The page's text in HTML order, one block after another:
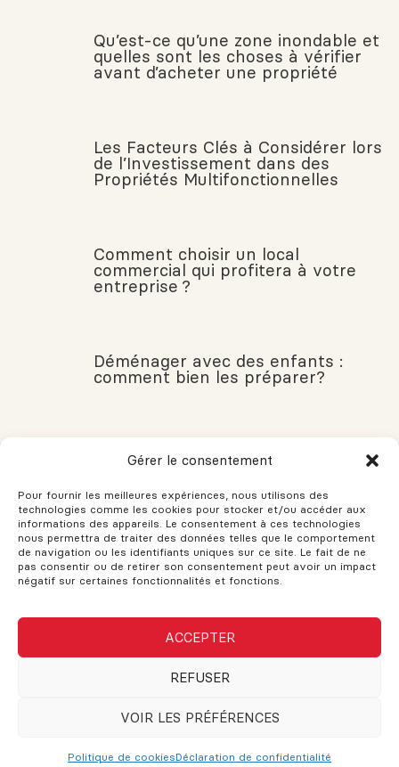
Gérer le consentement
Pour fournir les meilleures expériences, nous utilisons des
technologies comme les cookies pour stocker et/ou accéder aux
informations des appareils. Le consentement à ces technologies
nous permettra de traiter des données telles que le comportement
de navigation ou les identifiants uniques sur ce site. Le fait de ne
pas consentir ou de retirer son consentement peut avoir un impact
négatif sur certaines fonctionnalités et fonctions.
ACCEPTER
REFUSER
VOIR LES PRÉFÉRENCES
Politique de cookiesDéclaration de confidentialité
Qu’est-ce qu’une zone inondable et
quelles sont les choses à vérifier
avant d’acheter une propriété
Les Facteurs Clés à Considérer lors
de l’Investissement dans des
Propriétés Multifonctionnelles
Comment choisir un local
commercial qui profitera à votre
entreprise ?
Déménager avec des enfants :
comment bien les préparer?
VOUS AVEZ DES QUESTIONS?
L'assistance est disponible pour vos besoins. Le support et les
conseils sont fournis pour vous aider. N'hésitez pas à remplir
ce formulaire et une réponse sera envoyée dès que possible.
Courriel ou téléphone